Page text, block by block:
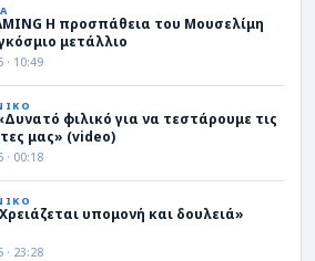
Η προσπάθεια του Μουσελίμη
μετάλλιο
· 10:49
φιλικό για να τεστάρουμε τις
μας» (video)
· 00:18
υπομονή και δουλειά»
· 23:28